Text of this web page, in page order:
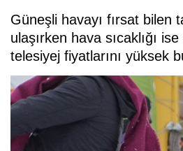
Güneşli havayı fırsat bilen
ulaşırken hava sıcaklığı
telesiyej fiyatlarını yüksek